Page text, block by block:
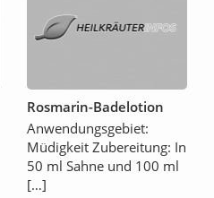
Rosmarin-Badelotion
Anwendungsgebiet:
Müdigkeit Zubereitung: In
50 ml Sahne und 100 ml
[…]